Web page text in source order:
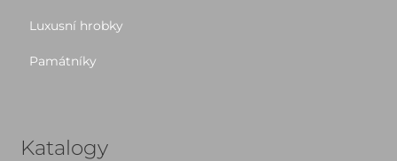
Luxusní hrobky
Památníky
Katalogy